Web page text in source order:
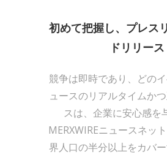
初めて把握し、プレス
ドリリース
競争は即時であり、どの
ュースのリアルタイムか
スは、企業に安心感を
MERXWIREニュースネッ
界人口の半分以上をカバ